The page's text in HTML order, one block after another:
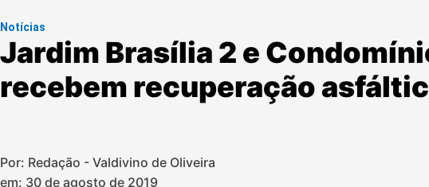
Notícias
Jardim Brasília 2 e
recebem recuperação
Por: Redação - Valdivino de Oliveira
em: 30 de agosto de 2019